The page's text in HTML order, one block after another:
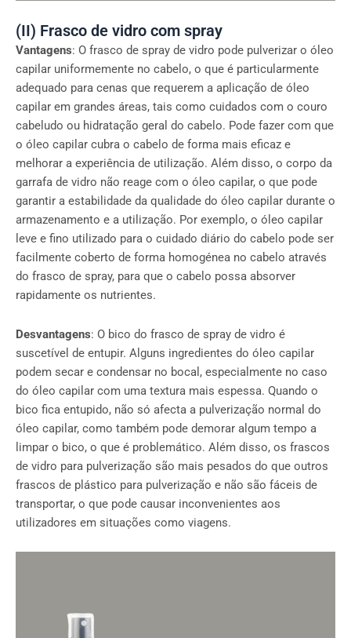
(II) Frasco de vidro com spray
Vantagens: O frasco de spray de vidro pode pulverizar o óleo
capilar uniformemente no cabelo, o que é particularmente
adequado para cenas que requerem a aplicação de óleo
capilar em grandes áreas, tais como cuidados com o couro
cabeludo ou hidratação geral do cabelo. Pode fazer com que
o óleo capilar cubra o cabelo de forma mais eficaz e
melhorar a experiência de utilização. Além disso, o corpo da
garrafa de vidro não reage com o óleo capilar, o que pode
garantir a estabilidade da qualidade do óleo capilar durante o
armazenamento e a utilização. Por exemplo, o óleo capilar
leve e fino utilizado para o cuidado diário do cabelo pode ser
facilmente coberto de forma homogénea no cabelo através
do frasco de spray, para que o cabelo possa absorver
rapidamente os nutrientes.
Desvantagens: O bico do frasco de spray de vidro é
suscetível de entupir. Alguns ingredientes do óleo capilar
podem secar e condensar no bocal, especialmente no caso
do óleo capilar com uma textura mais espessa. Quando o
bico fica entupido, não só afecta a pulverização normal do
óleo capilar, como também pode demorar algum tempo a
limpar o bico, o que é problemático. Além disso, os frascos
de vidro para pulverização são mais pesados do que outros
frascos de plástico para pulverização e não são fáceis de
transportar, o que pode causar inconvenientes aos
utilizadores em situações como viagens.